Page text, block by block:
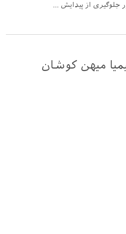
جلوگیری از پیدایش ...
میهن کوشان